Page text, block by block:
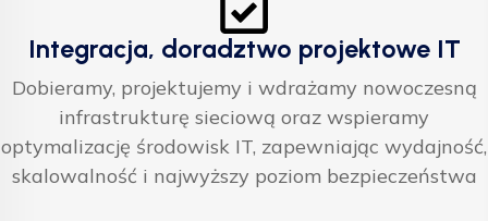
Integracja, doradztwo projektowe IT
Dobieramy, projektujemy i wdrażamy nowoczesną
infrastrukturę sieciową oraz wspieramy
optymalizację środowisk IT, zapewniając wydajność,
skalowalność i najwyższy poziom bezpieczeństwa